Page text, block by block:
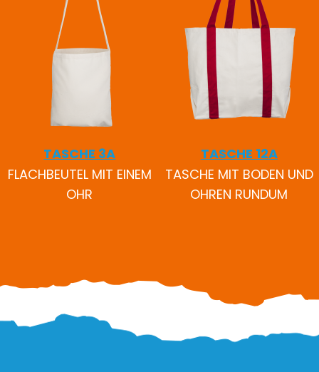
TASCHE 3A
FLACHBEUTEL MIT EINEM
OHR
TASCHE 12A
TASCHE MIT BODEN UND
OHREN RUNDUM